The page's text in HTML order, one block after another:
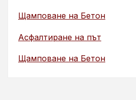
Щамповане на Бетон
Асфалтиране на път
Щамповане на Бетон